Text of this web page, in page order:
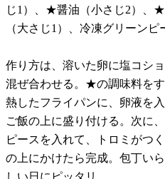
じ1）、★醤油（小さじ2）、
（大さじ1）、冷凍グリーンピ
作り方は、溶いた卵に塩コシ
混ぜ合わせる。★の調味料をす
熱したフライパンに、卵液を
ご飯の上に盛り付ける。次に
ピースを入れて、トロミがつ
の上にかけたら完成。包丁い
しい日にピッタリ。